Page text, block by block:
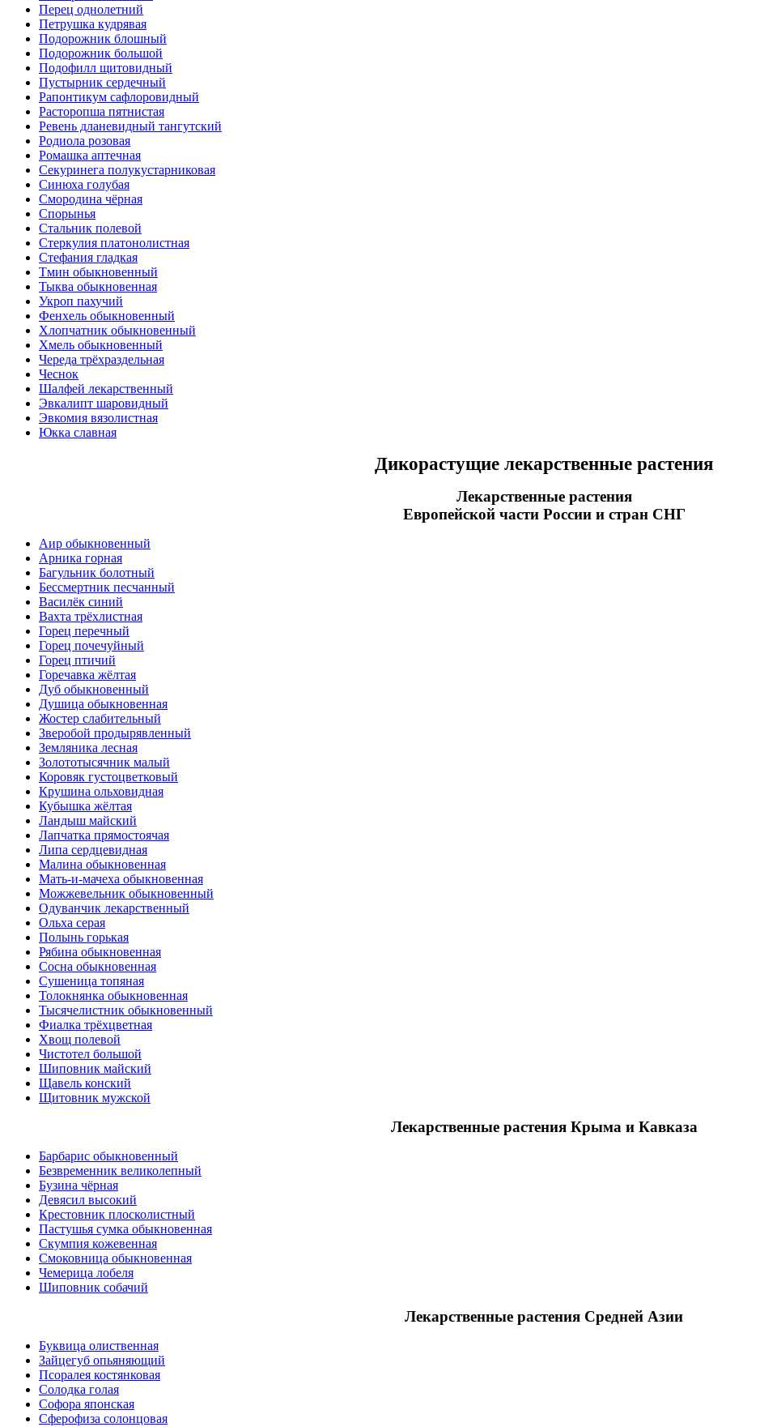
Перец однолетний
Петрушка кудрявая
Подорожник блошный
Подорожник большой
Подофилл щитовидный
Пустырник сердечный
Рапонтикум сафлоровидный
Расторопша пятнистая
Ревень дланевидный тангутский
Родиола розовая
Ромашка аптечная
Секуринега полукустарниковая
Синюха голубая
Смородина чёрная
Спорынья
Стальник полевой
Стеркулия платонолистная
Стефания гладкая
Тмин обыкновенный
Тыква обыкновенная
Укроп пахучий
Фенхель обыкновенный
Хлопчатник обыкновенный
Хмель обыкновенный
Череда трёхраздельная
Чеснок
Шалфей лекарственный
Эвкалипт шаровидный
Эвкомия вязолистная
Юкка славная
Дикорастущие лекарственные растения
Лекарственные растения
Европейской части России и стран СНГ
Аир обыкновенный
Арника горная
Багульник болотный
Бессмертник песчанный
Василёк синий
Вахта трёхлистная
Горец перечный
Горец почечуйный
Горец птичий
Горечавка жёлтая
Дуб обыкновенный
Душица обыкновенная
Жостер слабительный
Зверобой продырявленный
Земляника лесная
Золототысячник малый
Коровяк густоцветковый
Крушина ольховидная
Кубышка жёлтая
Ландыш майский
Лапчатка прямостоячая
Липа сердцевидная
Малина обыкновенная
Мать-и-мачеха обыкновенная
Можжевельник обыкновенный
Одуванчик лекарственный
Ольха серая
Полынь горькая
Рябина обыкновенная
Сосна обыкновенная
Сушеница топяная
Толокнянка обыкновенная
Тысячелистник обыкновенный
Фиалка трёхцветная
Хвощ полевой
Чистотел большой
Шиповник майский
Щавель конский
Щитовник мужской
Лекарственные растения Крыма и Кавказа
Барбарис обыкновенный
Безвременник великолепный
Бузина чёрная
Девясил высокий
Крестовник плосколистный
Пастушья сумка обыкновенная
Скумпия кожевенная
Смоковница обыкновенная
Чемерица лобеля
Шиповник собачий
Лекарственные растения Средней Азии
Буквица олиственная
Зайцегуб опьяняющий
Псоралея костянковая
Солодка голая
Софора японская
Сферофиза солонцовая